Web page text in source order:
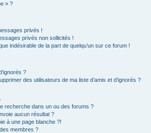
» ?
privés !
privés non sollicités !
indésirable de la part de quelqu’un sur ce forum !
?
des utilisateurs de ma liste d’amis et d’ignorés ?
recherche dans un ou des forums ?
aucun résultat ?
à une page blanche ?!
membres ?